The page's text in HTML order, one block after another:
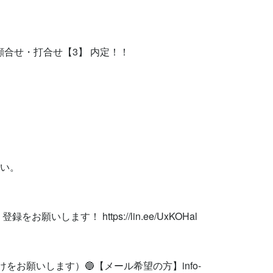
せ・打合せ【3】 内定！！
。
録をお願いします！ https://lin.ee/UxKOHal
お願いします）🔵【メール希望の方】 info-